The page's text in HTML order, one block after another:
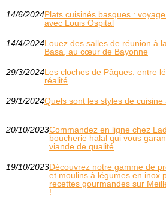
14/6/2024Plats cuisinés basques :
avec Louis Ospital
14/4/2024Louez des salles de réunion à
Basa, au cœur de Bayonne
29/3/2024Les cloches de Pâques: entre
réalité
29/1/2024Quels sont les styles de cuisine
20/10/2023Commandez en ligne chez
boucherie halal qui vous
viande de qualité
19/10/2023Découvrez notre gamme de
et moulins à légumes en inox
recettes gourmandes sur
!